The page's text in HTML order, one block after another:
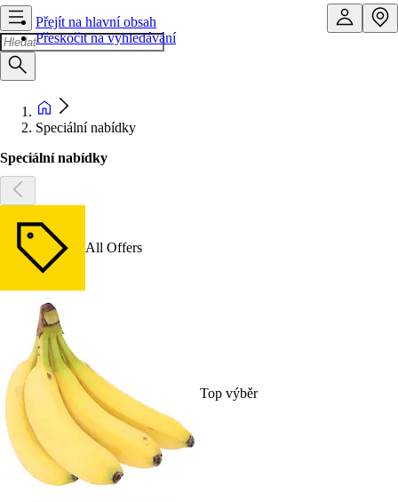
Přejít na hlavní obsah
Přeskočit na vyhledávání
Speciální nabídky
Speciální nabídky
All Offers
Top výběr